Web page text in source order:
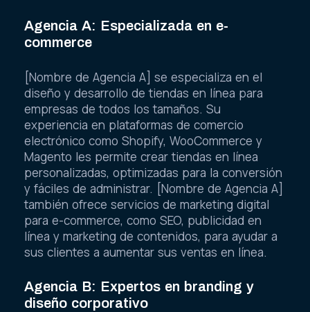
Agencia A: Especializada en e-
commerce
[Nombre de Agencia A] se especializa en el
diseño y desarrollo de tiendas en línea para
empresas de todos los tamaños. Su
experiencia en plataformas de comercio
electrónico como Shopify, WooCommerce y
Magento les permite crear tiendas en línea
personalizadas, optimizadas para la conversión
y fáciles de administrar. [Nombre de Agencia A]
también ofrece servicios de marketing digital
para e-commerce, como SEO, publicidad en
línea y marketing de contenidos, para ayudar a
sus clientes a aumentar sus ventas en línea.
Agencia B: Expertos en branding y
diseño corporativo